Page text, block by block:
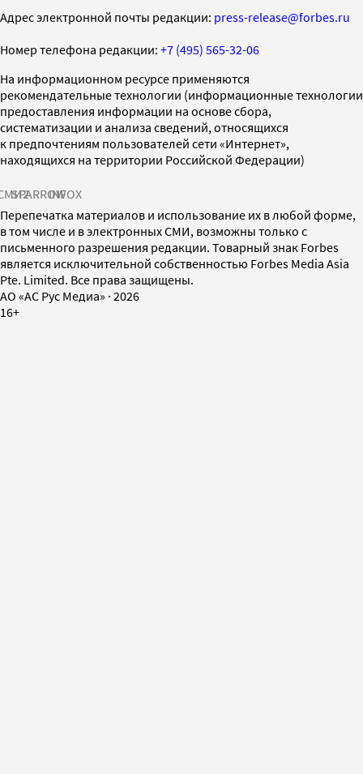
Адрес электронной почты редакции: press-release@forbes.ru
Номер телефона редакции: +7 (495) 565-32-06
На информационном ресурсе применяются
рекомендательные технологии (информационные технологии
предоставления информации на основе сбора,
систематизации и анализа сведений, относящихся
к предпочтениям пользователей сети «Интернет»,
находящихся на территории Российской Федерации)
SPARROWINFOX
Перепечатка материалов и использование их в любой форме,
в том числе и в электронных СМИ, возможны только с
письменного разрешения редакции. Товарный знак Forbes
является исключительной собственностью Forbes Media Asia
Pte. Limited. Все права защищены.
AO «АС Рус Медиа» · 2026
16+